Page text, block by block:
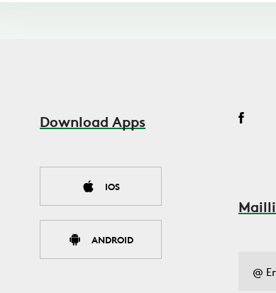
Download Apps
IOS
ANDROID